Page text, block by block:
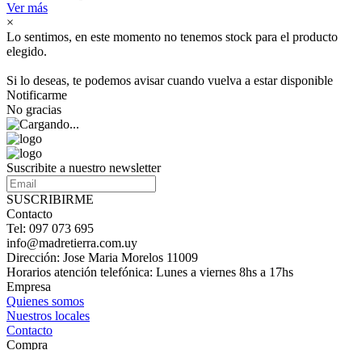
Ver más
×
Lo sentimos, en este momento no tenemos stock para el producto
elegido.
Si lo deseas, te podemos avisar cuando vuelva a estar disponible
Notificarme
No gracias
Suscribite a nuestro newsletter
SUSCRIBIRME
Contacto
Tel: 097 073 695
info@madretierra.com.uy
Dirección: Jose Maria Morelos 11009
Horarios atención telefónica: Lunes a viernes 8hs a 17hs
Empresa
Quienes somos
Nuestros locales
Contacto
Compra